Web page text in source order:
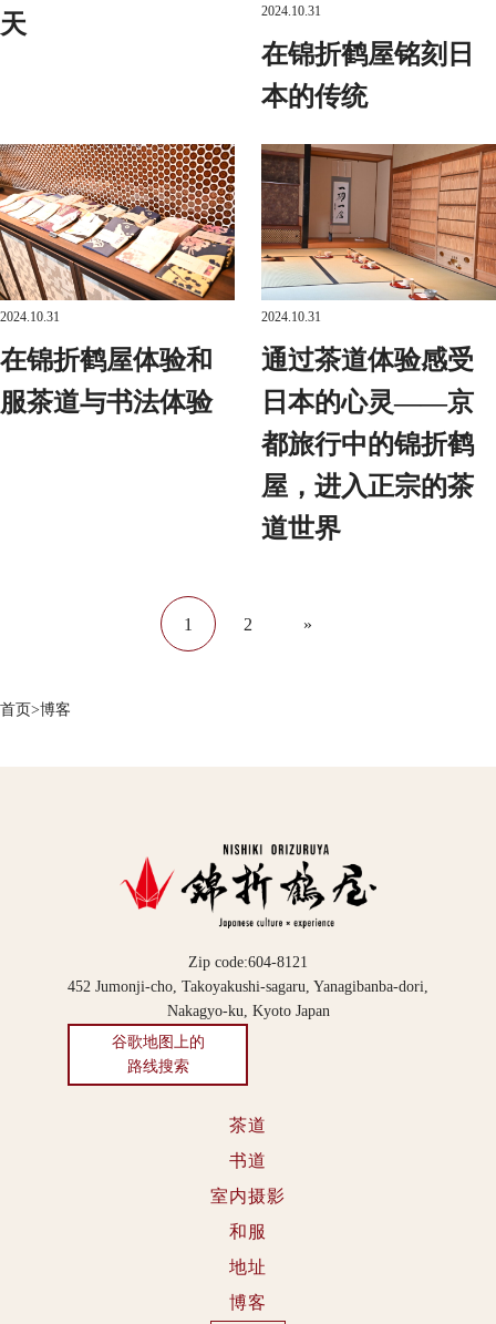
天
2024.10.31
在锦折鹤屋铭刻日
本的传统
2024.10.31
在锦折鹤屋体验和
服茶道与书法体验
2024.10.31
通过茶道体验感受
日本的心灵——京
都旅行中的锦折鹤
屋，进入正宗的茶
道世界
1 2 »
首页>博客
Zip code:604-8121
452 Jumonji-cho, Takoyakushi-sagaru, Yanagibanba-dori,
Nakagyo-ku, Kyoto Japan
谷歌地图上的
路线搜索
茶道
书道
室内摄影
和服
地址
博客